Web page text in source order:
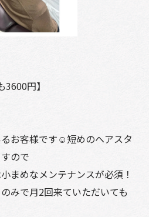
3600円】
お客様です☺️短めのヘアスタ
ので
まめなメンテナンスが必須！
みで月2回来ていただいても